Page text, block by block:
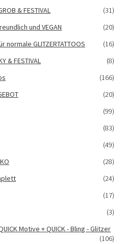
& FESTIVAL
(31)
und VEGAN
(20)
normale GLITZERTATTOOS
(16)
& FESTIVAL
(8)
(166)
(20)
(99)
(83)
(49)
(28)
(24)
(17)
(3)
Motive + QUICK - Bling - Glitzer
(106)